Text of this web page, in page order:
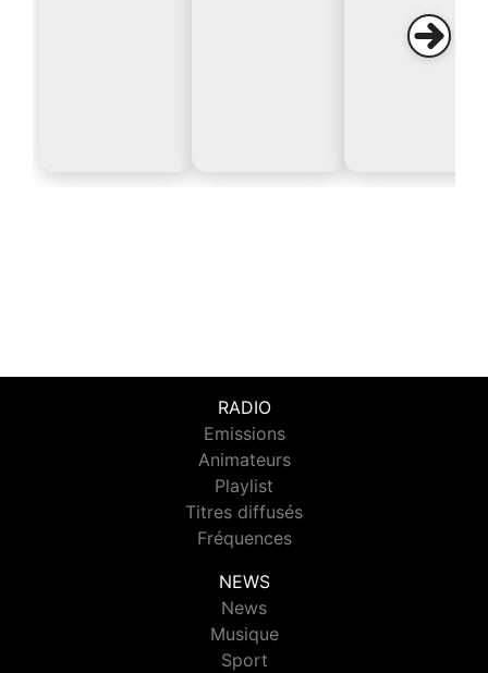
RADIO
Emissions
Animateurs
Playlist
Titres diffusés
Fréquences
NEWS
News
Musique
Sport